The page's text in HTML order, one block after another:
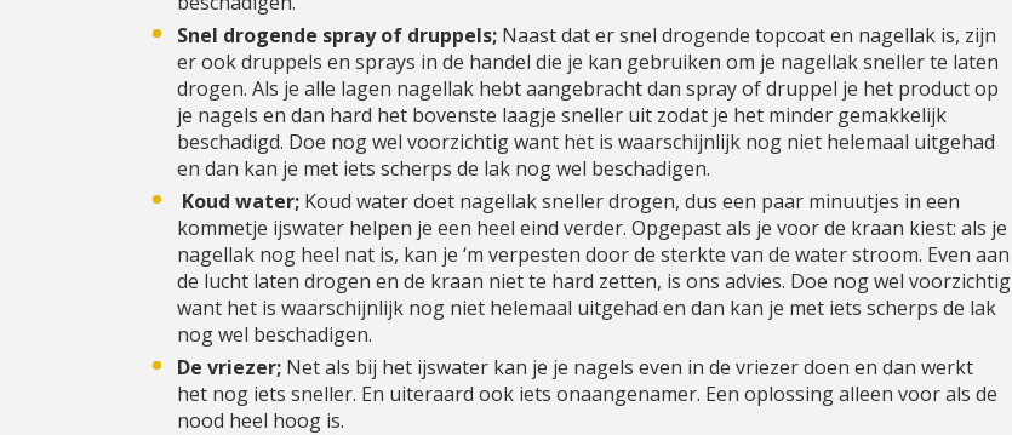
Snel drogende spray of druppels; Naast dat er snel drogende topcoat en nagellak is, zijn
er ook druppels en sprays in de handel die je kan gebruiken om je nagellak sneller te laten
drogen. Als je alle lagen nagellak hebt aangebracht dan spray of druppel je het product op
je nagels en dan hard het bovenste laagje sneller uit zodat je het minder gemakkelijk
beschadigd. Doe nog wel voorzichtig want het is waarschijnlijk nog niet helemaal uitgehad
en dan kan je met iets scherps de lak nog wel beschadigen.
Koud water; Koud water doet nagellak sneller drogen, dus een paar minuutjes in een
kommetje ijswater helpen je een heel eind verder. Opgepast als je voor de kraan kiest: als je
nagellak nog heel nat is, kan je ‘m verpesten door de sterkte van de water stroom. Even aan
de lucht laten drogen en de kraan niet te hard zetten, is ons advies. Doe nog wel voorzichtig
want het is waarschijnlijk nog niet helemaal uitgehad en dan kan je met iets scherps de lak
nog wel beschadigen.
De vriezer; Net als bij het ijswater kan je je nagels even in de vriezer doen en dan werkt
het nog iets sneller. En uiteraard ook iets onaangenamer. Een oplossing alleen voor als de
nood heel hoog is.